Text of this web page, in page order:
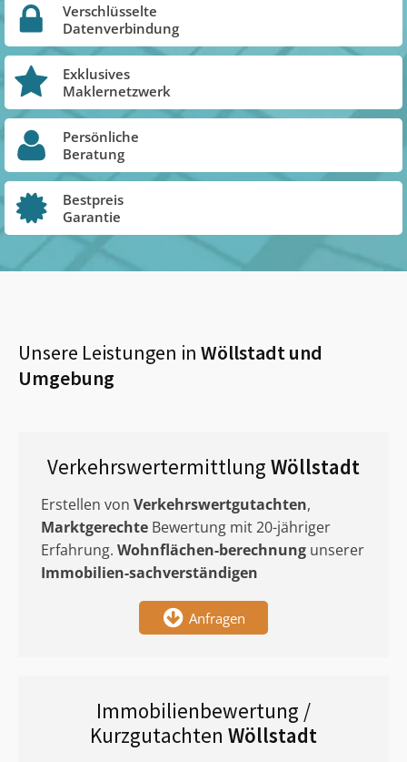
Verschlüsselte
Datenverbindung
Exklusives
Maklernetzwerk
Persönliche
Beratung
Bestpreis
Garantie
Unsere Leistungen in Wöllstadtund
Umgebung
Verkehrswertermittlung Wöllstadt
Erstellen von Verkehrswertgutachten,
Marktgerechte Bewertung mit 20-jähriger
Erfahrung. Wohnflächen-berechnung unserer
Immobilien-sachverständigen
Anfragen
Immobilienbewertung /
Kurzgutachten Wöllstadt